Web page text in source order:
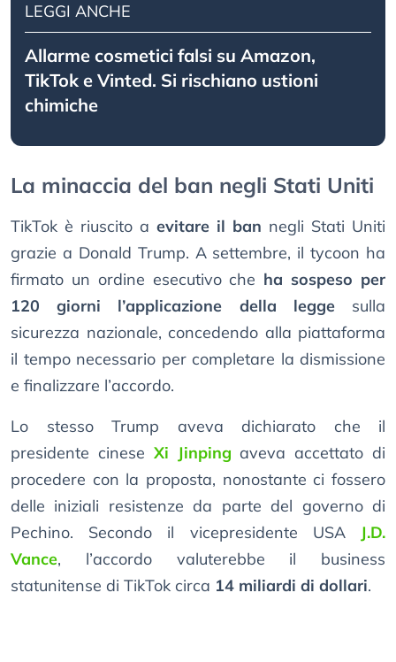
LEGGI ANCHE
Allarme cosmetici falsi su Amazon,
TikTok e Vinted. Si rischiano ustioni
chimiche
La minaccia del ban negli Stati Uniti
TikTok è riuscito a evitare il ban negli Stati Uniti
grazie a Donald Trump. A settembre, il tycoon ha
firmato un ordine esecutivo che ha sospeso per
120 giorni l’applicazione della leggesulla
sicurezza nazionale, concedendo alla piattaforma
il tempo necessario per completare la dismissione
e finalizzare l’accordo.
Lo stesso Trump aveva dichiarato che il
presidente cinese Xi Jinping aveva accettato di
procedere con la proposta, nonostante ci fossero
delle iniziali resistenze da parte del governo di
Pechino. Secondo il vicepresidente USA J.D.
Vance, l’accordo valuterebbe il business
statunitense di TikTok circa 14 miliardi di dollari.